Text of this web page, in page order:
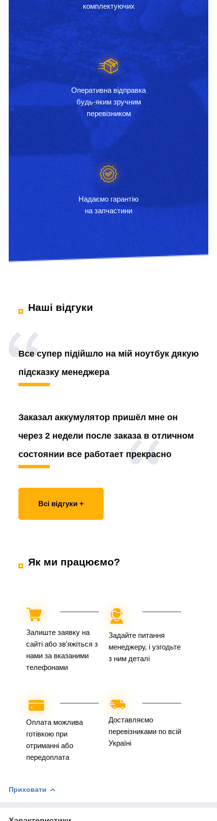
комплектуючих
Оперативна відправка
будь-яким зручним
перевізником
Надаємо гарантію
на запчастини
Наші відгуки
Все супер підійшло на мій ноутбук дякую
підсказку менеджера
Заказал аккумулятор пришёл мне он
через 2 недели после заказа в отличном
состоянии все работает прекрасно
Всі відгуки +
Як ми працюємо?
Залиште заявку на
сайті або зв'яжіться з
нами за вказаними
телефонами
Задайте питання
менеджеру, і узгодьте
з ним деталі
Оплата можлива
готівкою при
отриманні або
передоплата
Доставляємо
перевізниками по всій
Україні
Приховати